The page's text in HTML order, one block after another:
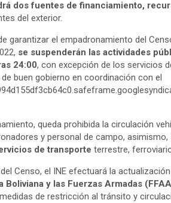
dos fuentes de financiamiento,
del exterior.
garantizar el empadronamiento del
se suspenderán las actividades
24:00, con excepción de los servicios
buen gobierno en coordinación con el
queda prohibida la circulación
y personal de campo, asimismo,
de transporte terrestre,
Censo, el INE efectuará la
Boliviana y las Fuerzas Armadas
de restricción al tránsito y